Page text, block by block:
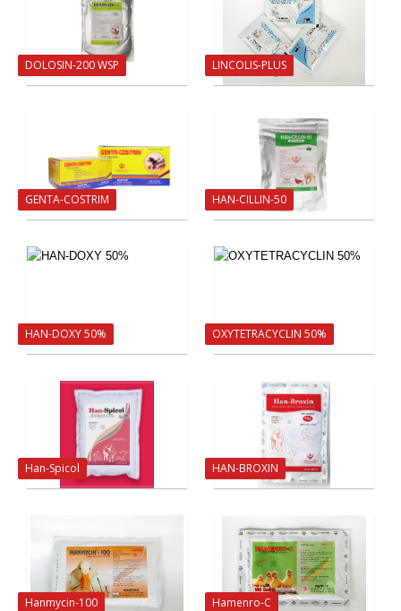
DOLOSIN-200 WSP LINCOLIS-PLUS
GENTA-COSTRIM HAN-CILLIN-50
HAN-DOXY 50% OXYTETRACYCLIN 50%
Han-Spicol HAN-BROXIN
Hanmycin-100 Hamenro-C